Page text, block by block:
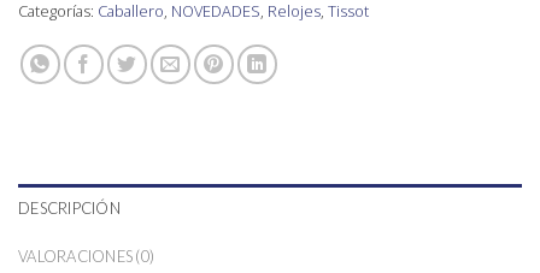
Categorías: Caballero, NOVEDADES, Relojes, Tissot
DESCRIPCIÓN
VALORACIONES (0)